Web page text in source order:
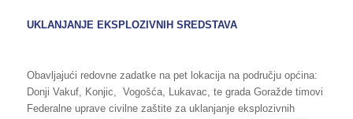
UKLANJANJE EKSPLOZIVNIH SREDSTAVA
Obavljajući redovne zadatke na pet lokacija na području općina:
Donji Vakuf, Konjic, Vogošća, Lukavac, te grada Goražde timovi
Federalne uprave civilne zaštite za uklanjanje eksplozivnih